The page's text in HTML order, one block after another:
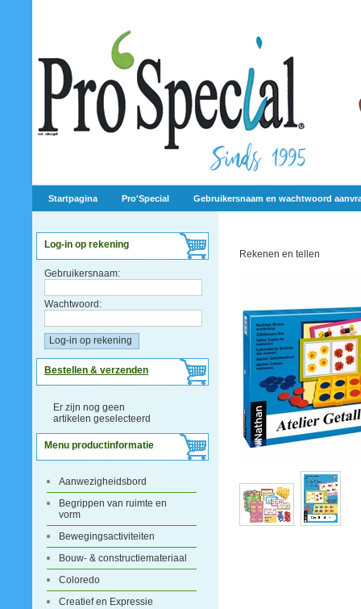
Startpagina Pro'Special Gebruikersnaam en wachtwoord
Log-in op rekening
Gebruikersnaam:
Wachtwoord:
Bestellen & verzenden
Er zijn nog geen
artikelen geselecteerd
Menu productinformatie
Aanwezigheidsbord
Begrippen van ruimte en
vorm
Bewegingsactiviteiten
Bouw- & constructiemateriaal
Coloredo
Creatief en Expressie
Rekenen en tellen